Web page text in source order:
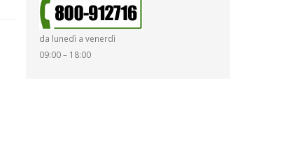
da lunedì a venerdì
09:00 – 18:00